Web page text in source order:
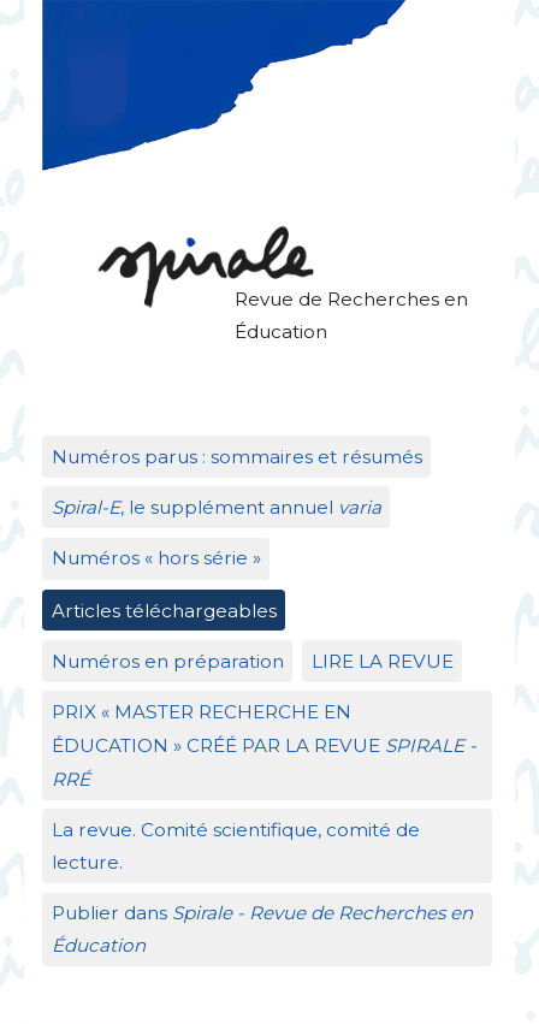
Revue de Recherches en
Éducation
Numéros parus : sommaires et résumés
Spiral-E, le supplément annuel varia
Numéros « hors série »
Articles téléchargeables
Numéros en préparation LIRE LA REVUE
PRIX« MASTER RECHERCHE EN
ÉDUCATION » CRÉÉ PAR LA REVUE SPIRALE-
RRÉ
La revue. Comité scientifique, comité de
lecture.
Publier dans Spirale - Revue de Recherches en
Éducation